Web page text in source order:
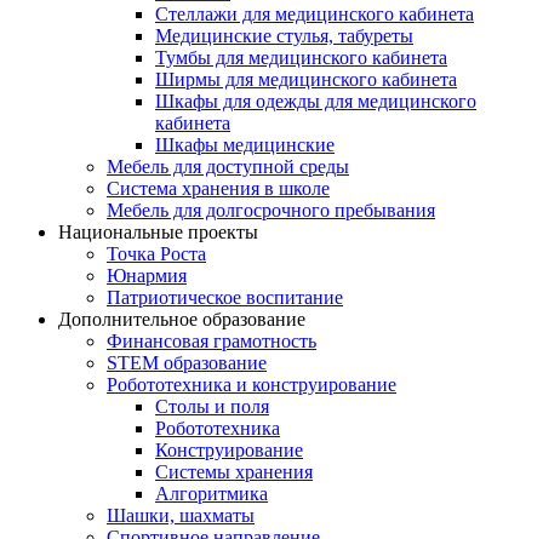
Стеллажи для медицинского кабинета
Медицинские стулья, табуреты
Тумбы для медицинского кабинета
Ширмы для медицинского кабинета
Шкафы для одежды для медицинского
кабинета
Шкафы медицинские
Мебель для доступной среды
Система хранения в школе
Мебель для долгосрочного пребывания
Национальные проекты
Точка Роста
Юнармия
Патриотическое воспитание
Дополнительное образование
Финансовая грамотность
STEM образование
Робототехника и конструирование
Столы и поля
Робототехника
Конструирование
Системы хранения
Алгоритмика
Шашки, шахматы